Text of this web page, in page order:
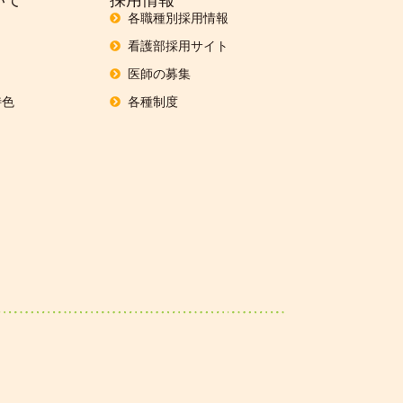
各職種別採用情報
看護部採用サイト
医師の募集
各種制度